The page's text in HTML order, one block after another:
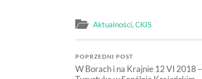
Aktualności,CKIS
POPRZEDNI POST
W Borach i na Krajnie 12 VI 2018 –